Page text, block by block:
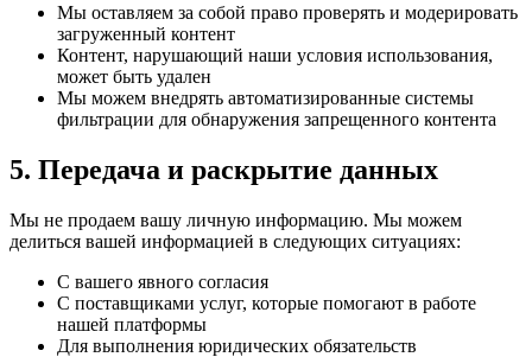
Мы оставляем за собой право проверять и модерировать
загруженный контент
Контент, нарушающий наши условия использования,
может быть удален
Мы можем внедрять автоматизированные системы
фильтрации для обнаружения запрещенного контента
5. Передача и раскрытие данных
Мы не продаем вашу личную информацию. Мы можем
делиться вашей информацией в следующих ситуациях:
С вашего явного согласия
С поставщиками услуг, которые помогают в работе
нашей платформы
Для выполнения юридических обязательств